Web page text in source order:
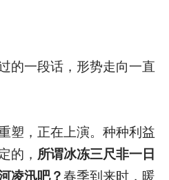
的一段话，形势走向一直
塑，正在上演。种种利益
的， 所谓冰冻三尺非一日
凌汛吧？春季到来时，暖